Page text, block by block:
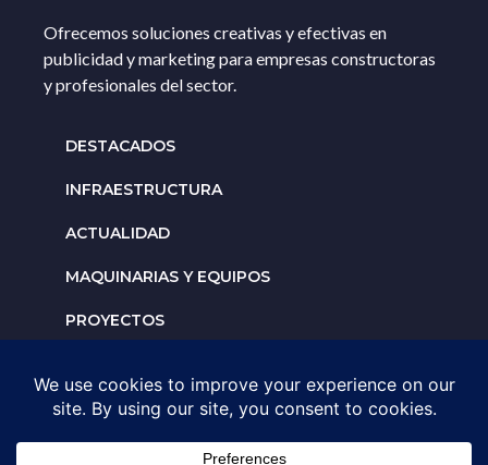
Ofrecemos soluciones creativas y efectivas en
publicidad y marketing para empresas constructoras
y profesionales del sector.
DESTACADOS
INFRAESTRUCTURA
ACTUALIDAD
MAQUINARIAS Y EQUIPOS
PROYECTOS
Solicita un espacio para
tu negocio